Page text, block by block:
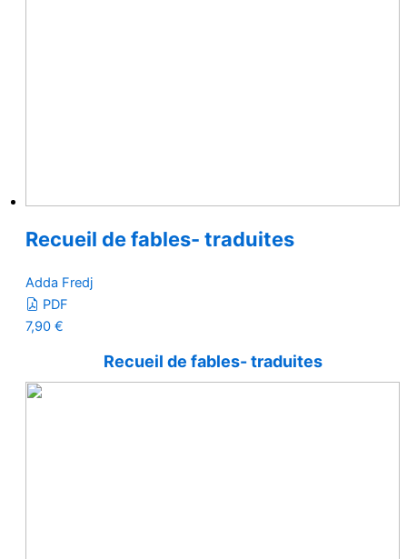
Recueil de fables- traduites
Adda Fredj
PDF
7,90 €
Recueil de fables- traduites